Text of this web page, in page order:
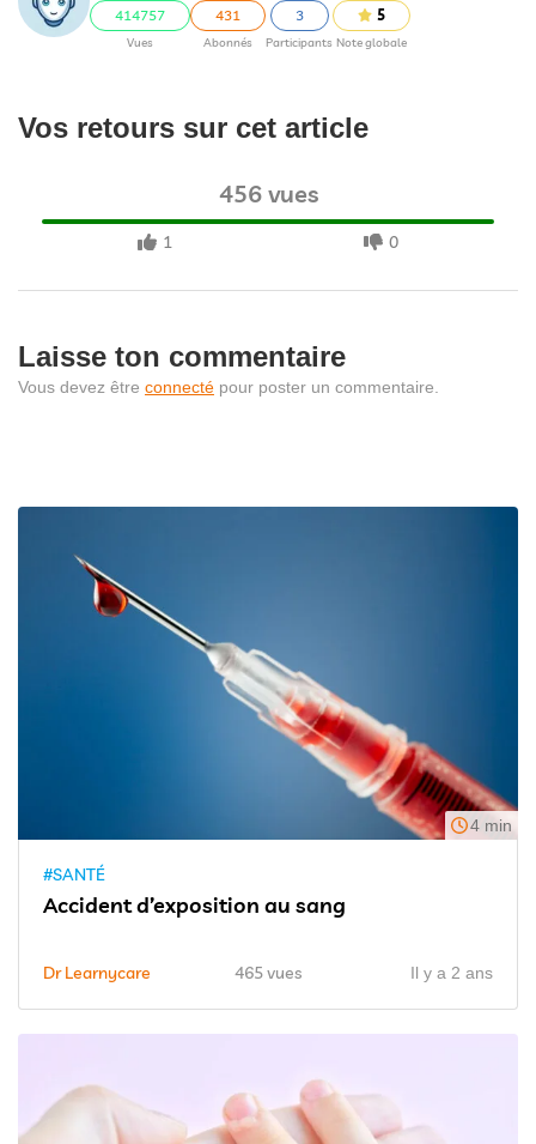
414757
Vues
431
Abonnés
3
Participants
5
Note globale
Vos retours sur cet article
456 vues
1 0
Laisse ton commentaire
Vous devez être connecté pour poster un commentaire.
4 min
#SANTÉ
Accident d’exposition au sang
Dr Learnycare 465 vues Il y a 2 ans